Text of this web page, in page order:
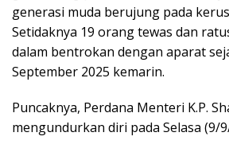
generasi muda berujung pada
Setidaknya 19 orang tewas dan
dalam bentrokan dengan aparat
September 2025 kemarin.
Puncaknya, Perdana Menteri K.P.
mengundurkan diri pada Selasa (9/